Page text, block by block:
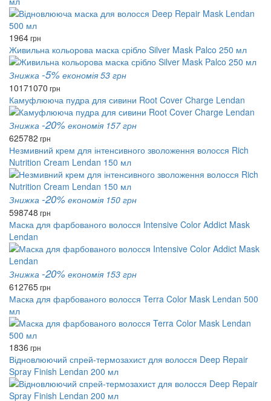
1964грн
Живильна кольорова маска срібло Silver Mask Palco 250 мл
Знижка -5% економія 53 грн
10171070 грн
Камуфлююча пудра для сивини Root Cover Charge Lendan
Знижка -20% економія 157 грн
625782 грн
Незмивний крем для інтенсивного зволоження волосся Rich
Nutrition Cream Lendan 150 мл
Знижка -20% економія 150 грн
598748 грн
Маска для фарбованого волосся Intensive Color Addict Mask
Lendan
Знижка -20% економія 153 грн
612765грн
Маска для фарбованого волосся Terra Color Mask Lendan 500
мл
1836 грн
Відновлюючий спрей-термозахист для волосся Deep Repair
Spray Finish Lendan 200 мл